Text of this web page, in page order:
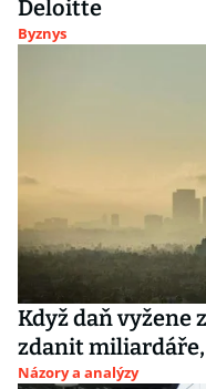
Deloitte
Byznys
Když daň vyžene
zdanit
Názory a analýzy